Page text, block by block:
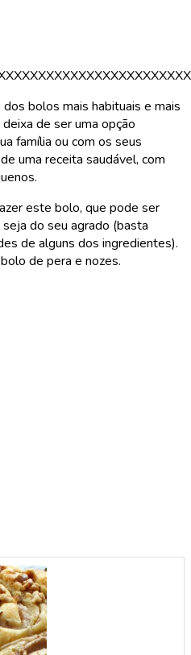
bolos mais habituais e mais
de ser uma opção
família ou com os seus
uma receita saudável, com
este bolo, que pode ser
do seu agrado (basta
de alguns dos ingredientes).
de pera e nozes.